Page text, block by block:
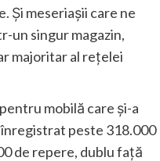
Și meseriașii care ne
un singur magazin,
majoritar al rețelei
mobilă care și-a
peste 318.000
de repere, dublu față